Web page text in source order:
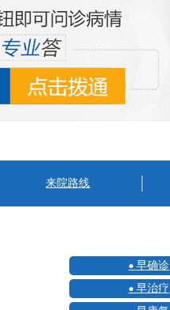
来院路线
早确诊
早治疗